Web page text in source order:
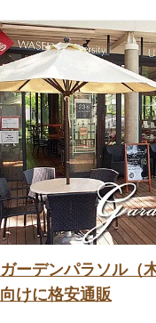
ガーデンパラソル（
向けに格安通販